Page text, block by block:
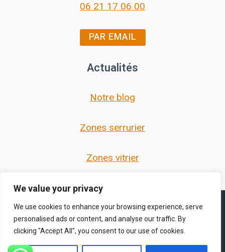
We value your privacy
We use cookies to enhance your browsing experience, serve
personalised ads or content, and analyse our traffic. By
clicking "Accept All", you consent to our use of cookies.
06 21 17 06 00
PAR EMAIL
Actualités
Notre blog
Zones serrurier
Zones vitrier
© 2026 Les Serruriers des Hauts de France -